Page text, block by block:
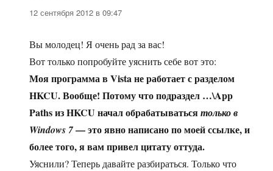
12 сентября 2012 в 09:47
Вы молодец! Я очень рад за вас!
Вот только попробуйте уяснить себе вот это:
Моя программа в Vista не работает с разделом
HKCU. Вообще! Потому что подраздел …\App
Paths из HKCU начал обрабатыватьсятолько в
Windows 7— это явно написано по моей ссылке, и
более того, я вам привел цитату оттуда.
Уяснили? Теперь давайте разбираться. Только что